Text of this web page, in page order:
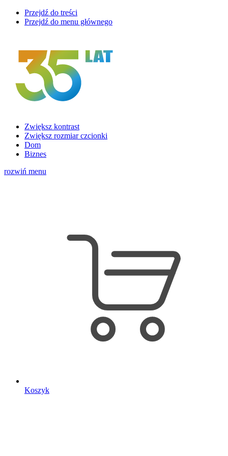
Przejdź do treści
Przejdź do menu głównego
Zwiększ kontrast
Zwiększ rozmiar czcionki
Dom
Biznes
rozwiń menu
Koszyk